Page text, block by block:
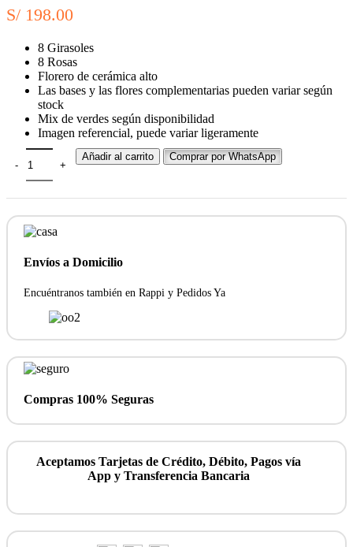
S/ 198.00
8 Girasoles
8 Rosas
Florero de cerámica alto
Las bases y las flores complementarias pueden variar según
stock
Mix de verdes según disponibilidad
Imagen referencial, puede variar ligeramente
Añadir al carrito Comprar por WhatsApp
Envíos a Domicilio
Encuéntranos también en Rappi y Pedidos Ya
Compras 100% Seguras
Aceptamos Tarjetas de Crédito, Débito, Pagos vía
App y Transferencia Bancaria